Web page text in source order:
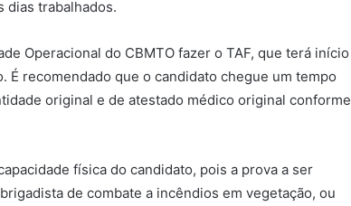
dias trabalhados.
Operacional do CBMTO fazer o TAF, que terá início
recomendado que o candidato chegue um tempo
original e de atestado médico original conforme
física do candidato, pois a prova a ser
de combate a incêndios em vegetação, ou